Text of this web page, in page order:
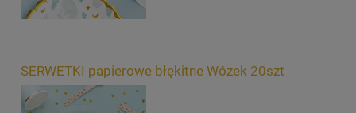
SERWETKI papierowe błękitne Wózek 20szt